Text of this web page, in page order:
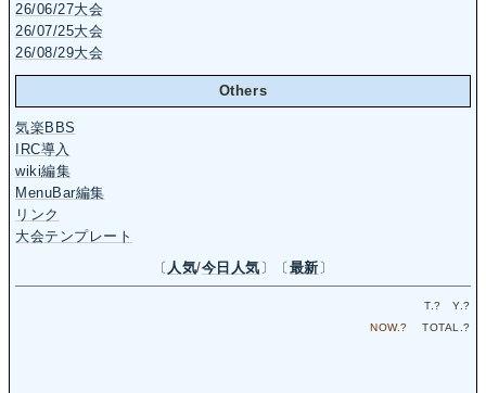
26/06/27大会
26/07/25大会
26/08/29大会
Others
気楽BBS
IRC導入
wiki編集
MenuBar編集
リンク
大会テンプレート
〔 人気/今日人気〕〔最新〕
T.? Y.?
NOW.? TOTAL.?